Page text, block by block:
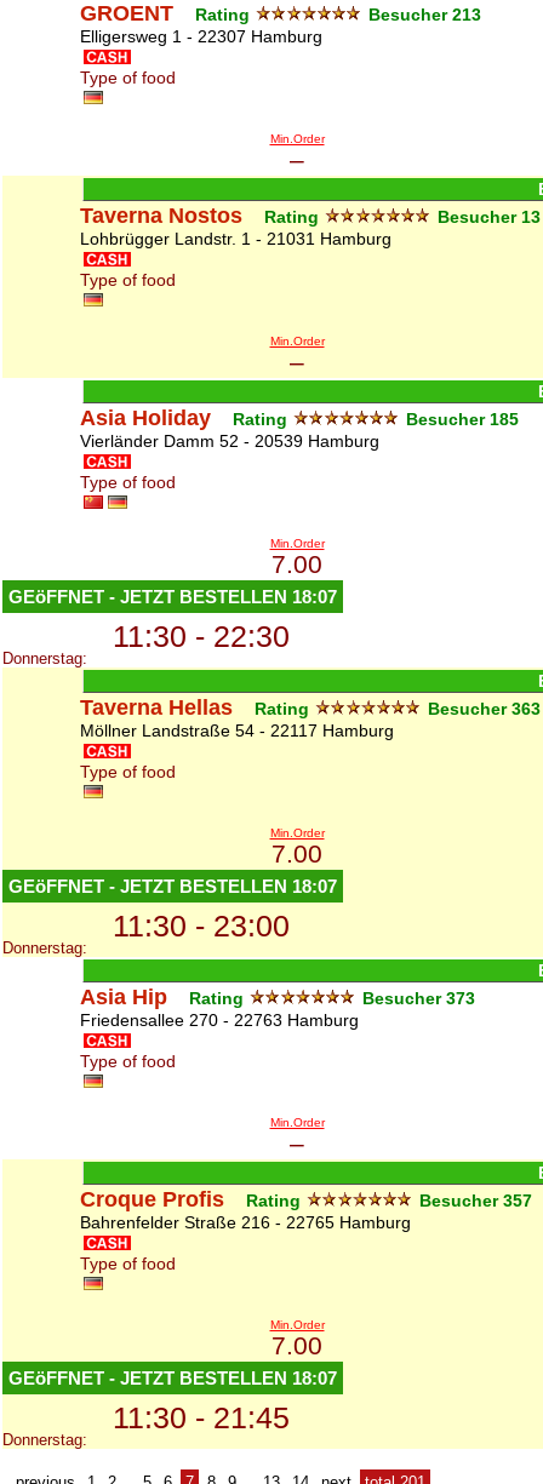
GROENT Rating Besucher213
Elligersweg 1 - 22307 Hamburg
Type of food
Min.Order
–
Taverna Nostos Rating Besucher 13
Lohbrügger Landstr. 1 - 21031 Hamburg
Type of food
Min.Order
–
Asia Holiday Rating Besucher 185
Vierländer Damm 52 - 20539 Hamburg
Type of food
Min.Order
7.00
GEöFFNET - JETZT BESTELLEN 18:07
Donnerstag:
11:30 - 22:30
Taverna Hellas Rating Besucher363
Möllner Landstraße 54 - 22117 Hamburg
Type of food
Min.Order
7.00
GEöFFNET - JETZT BESTELLEN 18:07
Donnerstag:
11:30 - 23:00
Asia Hip Rating Besucher373
Friedensallee 270 - 22763 Hamburg
Type of food
Min.Order
–
Croque Profis Rating Besucher357
Bahrenfelder Straße 216 - 22765 Hamburg
Type of food
Min.Order
7.00
GEöFFNET - JETZT BESTELLEN 18:07
Donnerstag:
11:30 - 21:45